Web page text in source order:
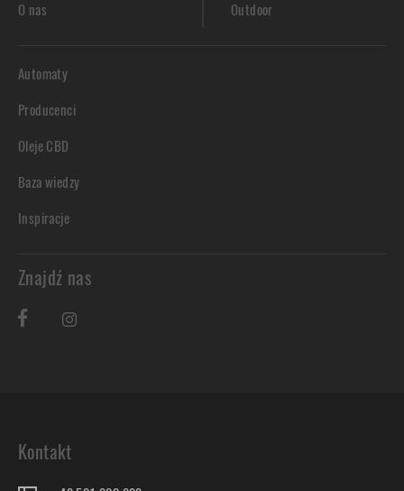
O nas
Outdoor
Automaty
Producenci
Oleje CBD
Baza wiedzy
Inspiracje
Znajdź nas
Kontakt